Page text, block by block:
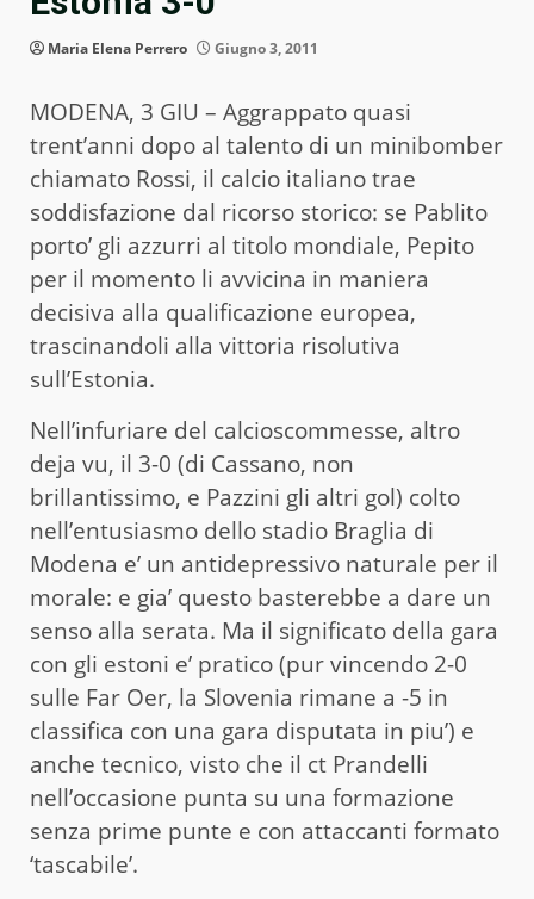
Maria Elena Perrero Giugno 3, 2011
MODENA, 3 GIU – Aggrappato quasi
trent’anni dopo al talento di un minibomber
chiamato Rossi, il calcio italiano trae
soddisfazione dal ricorso storico: se Pablito
porto’ gli azzurri al titolo mondiale, Pepito
per il momento li avvicina in maniera
decisiva alla qualificazione europea,
trascinandoli alla vittoria risolutiva
sull’Estonia.
Nell’infuriare del calcioscommesse, altro
deja vu, il 3-0 (di Cassano, non
brillantissimo, e Pazzini gli altri gol) colto
nell’entusiasmo dello stadio Braglia di
Modena e’ un antidepressivo naturale per il
morale: e gia’ questo basterebbe a dare un
senso alla serata. Ma il significato della gara
con gli estoni e’ pratico (pur vincendo 2-0
sulle Far Oer, la Slovenia rimane a -5 in
classifica con una gara disputata in piu’) e
anche tecnico, visto che il ct Prandelli
nell’occasione punta su una formazione
senza prime punte e con attaccanti formato
‘tascabile’.